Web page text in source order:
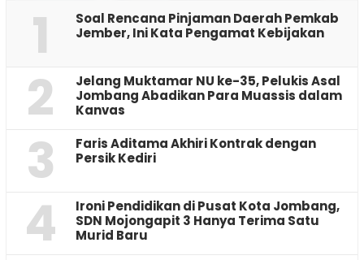
1
‎Soal Rencana Pinjaman Daerah Pemkab
Jember, Ini Kata Pengamat Kebijakan ‎
2
Jelang Muktamar NU ke-35, Pelukis Asal
Jombang Abadikan Para Muassis dalam
Kanvas
3
Faris Aditama Akhiri Kontrak dengan
Persik Kediri
4
Ironi Pendidikan di Pusat Kota Jombang,
SDN Mojongapit 3 Hanya Terima Satu
Murid Baru